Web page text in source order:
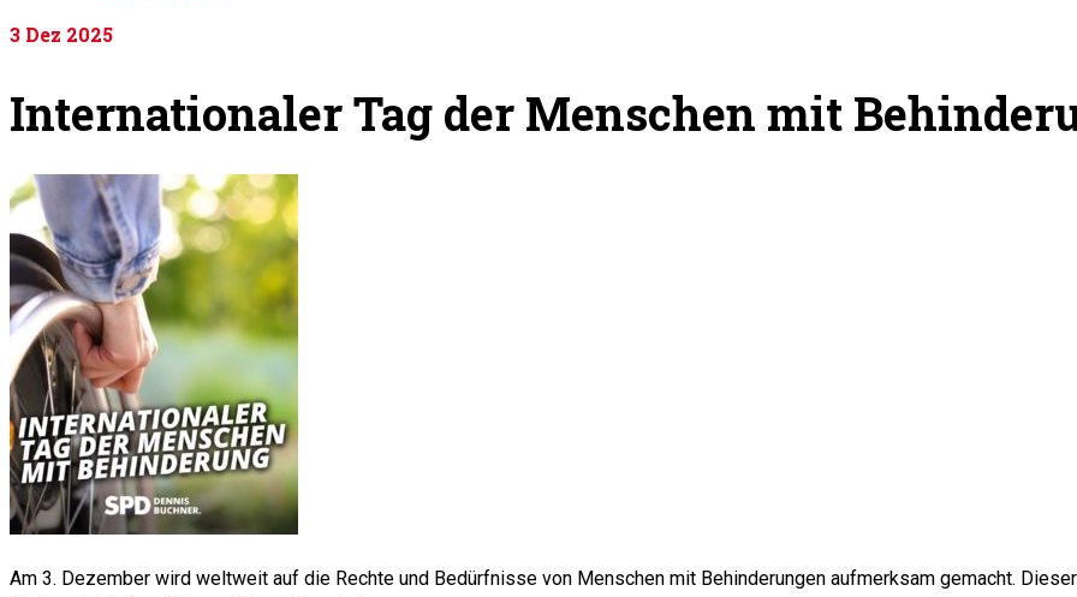
3 Dez 2025
Internationaler Tag der Menschen mit
Am 3. Dezember wird weltweit auf die Rechte und Bedürfnisse von Menschen mit Behinderungen aufmerksam gemacht.